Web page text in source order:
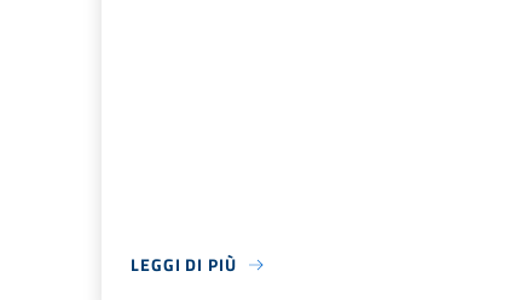
LEGGI DI PIÙ